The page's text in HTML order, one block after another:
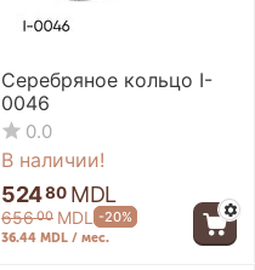
Серебряное кольцо I-
0046
0.0
В наличии!
52480 MDL
65600 MDL -20%
36.44 MDL / мес.